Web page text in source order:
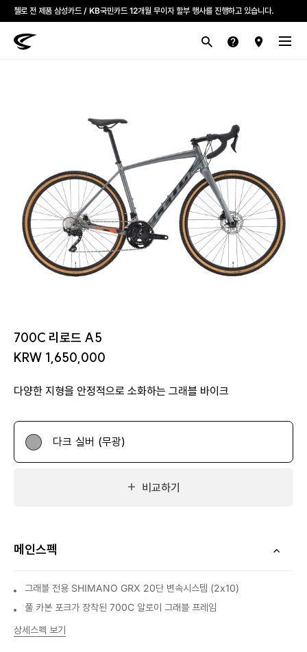
첼로 전 제품 삼성카드 / KB국민카드 12개월 무이자 할부 행사를 진행하고 있습니다.
700C 리로드 A5
KRW 1,650,000
다양한 지형을 안정적으로 소화하는 그래블 바이크
다크 실버 (무광)
비교하기
메인스펙
그래블 전용 SHIMANO GRX 20단 변속시스템 (2x10)
풀 카본 포크가 장착된 700C 알로이 그래블 프레임
상세스펙 보기